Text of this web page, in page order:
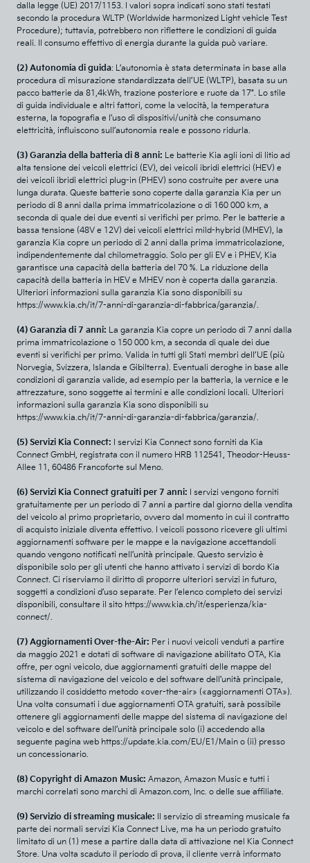
dalla legge (UE) 2017/1153. I valori sopra indicati sono stati testati
secondo la procedura WLTP (Worldwide harmonized Light vehicle Test
Procedure); tuttavia, potrebbero non riflettere le condizioni di guida
reali. Il consumo effettivo di energia durante la guida può variare.
(2) Autonomia di guida: L’autonomia è stata determinata in base alla
procedura di misurazione standardizzata dell’UE (WLTP), basata su un
pacco batterie da 81,4kWh, trazione posteriore e ruote da 17”. Lo stile
di guida individuale e altri fattori, come la velocità, la temperatura
esterna, la topografia e l’uso di dispositivi/unità che consumano
elettricità, influiscono sull’autonomia reale e possono ridurla.
(3) Garanzia della batteria di 8 anni: Le batterie Kia agli ioni di litio ad
alta tensione dei veicoli elettrici (EV), dei veicoli ibridi elettrici (HEV) e
dei veicoli ibridi elettrici plug-in (PHEV) sono costruite per avere una
lunga durata. Queste batterie sono coperte dalla garanzia Kia per un
periodo di 8 anni dalla prima immatricolazione o di 160 000 km, a
seconda di quale dei due eventi si verifichi per primo. Per le batterie a
bassa tensione (48V e 12V) dei veicoli elettrici mild-hybrid (MHEV), la
garanzia Kia copre un periodo di 2 anni dalla prima immatricolazione,
indipendentemente dal chilometraggio. Solo per gli EV e i PHEV, Kia
garantisce una capacità della batteria del 70 %. La riduzione della
capacità della batteria in HEV e MHEV non è coperta dalla garanzia.
Ulteriori informazioni sulla garanzia Kia sono disponibili su
https://www.kia.ch/it/7-anni-di-garanzia-di-fabbrica/garanzia/.
(4) Garanzia di 7 anni: La garanzia Kia copre un periodo di 7 anni dalla
prima immatricolazione o 150 000 km, a seconda di quale dei due
eventi si verifichi per primo. Valida in tutti gli Stati membri dell’UE (più
Norvegia, Svizzera, Islanda e Gibilterra). Eventuali deroghe in base alle
condizioni di garanzia valide, ad esempio per la batteria, la vernice e le
attrezzature, sono soggette ai termini e alle condizioni locali. Ulteriori
informazioni sulla garanzia Kia sono disponibili su
https://www.kia.ch/it/7-anni-di-garanzia-di-fabbrica/garanzia/.
(5) Servizi Kia Connect: I servizi Kia Connect sono forniti da Kia
Connect GmbH, registrata con il numero HRB 112541, Theodor-Heuss-
Allee 11, 60486 Francoforte sul Meno.
(6) Servizi Kia Connect gratuiti per 7 anni: I servizi vengono forniti
gratuitamente per un periodo di 7 anni a partire dal giorno della vendita
del veicolo al primo proprietario, ovvero dal momento in cui il contratto
di acquisto iniziale diventa effettivo. I veicoli possono ricevere gli ultimi
aggiornamenti software per le mappe e la navigazione accettandoli
quando vengono notificati nell’unità principale. Questo servizio è
disponibile solo per gli utenti che hanno attivato i servizi di bordo Kia
Connect. Ci riserviamo il diritto di proporre ulteriori servizi in futuro,
soggetti a condizioni d’uso separate. Per l’elenco completo dei servizi
disponibili, consultare il sito https://www.kia.ch/it/esperienza/kia-
connect/.
(7) Aggiornamenti Over-the-Air: Per i nuovi veicoli venduti a partire
da maggio 2021 e dotati di software di navigazione abilitato OTA, Kia
offre, per ogni veicolo, due aggiornamenti gratuiti delle mappe del
sistema di navigazione del veicolo e del software dell’unità principale,
utilizzando il cosiddetto metodo «over-the-air» («aggiornamenti OTA»).
Una volta consumati i due aggiornamenti OTA gratuiti, sarà possibile
ottenere gli aggiornamenti delle mappe del sistema di navigazione del
veicolo e del software dell’unità principale solo (i) accedendo alla
seguente pagina web https://update.kia.com/EU/E1/Main o (ii) presso
un concessionario.
(8) Copyright di Amazon Music: Amazon, Amazon Music e tutti i
marchi correlati sono marchi di Amazon.com, Inc. o delle sue affiliate.
(9) Servizio di streaming musicale: Il servizio di streaming musicale fa
parte dei normali servizi Kia Connect Live, ma ha un periodo gratuito
limitato di un (1) mese a partire dalla data di attivazione nel Kia Connect
Store. Una volta scaduto il periodo di prova, il cliente verrà informato